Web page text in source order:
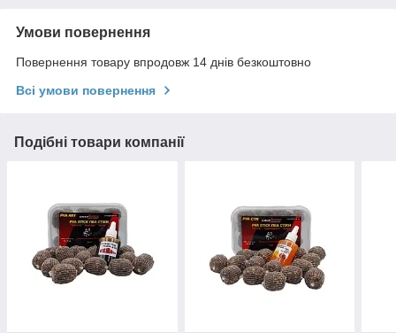
Умови повернення
Повернення товару впродовж 14 днів безкоштовно
Всі умови повернення
Подібні товари компанії